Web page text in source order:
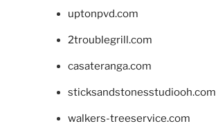
uptonpvd.com
2troublegrill.com
casateranga.com
sticksandstonesstudiooh.com
walkers-treeservice.com